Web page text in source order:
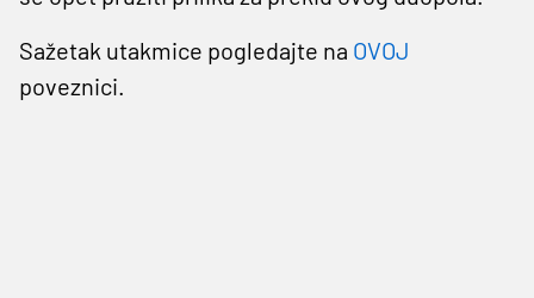
Sažetak utakmice pogledajte na OVOJ
poveznici.